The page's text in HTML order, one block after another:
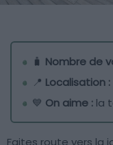
🧳 Nombre de
📍 Localisation :
💙 On aime : la
Faites route vers la